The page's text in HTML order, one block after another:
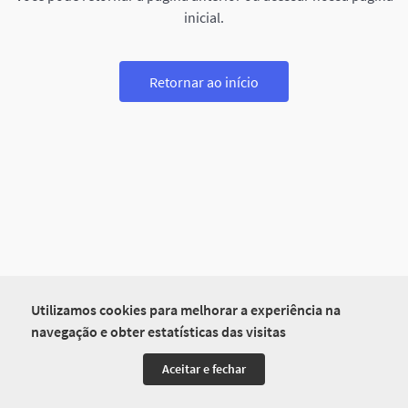
Utilizamos cookies para melhorar a experiência na
navegação e obter estatísticas das visitas
Aceitar e fechar
inicial.
Retornar ao início